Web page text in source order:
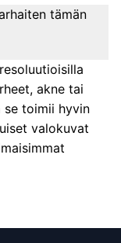
tämän
akne tai
se toimii hyvin
valokuvat